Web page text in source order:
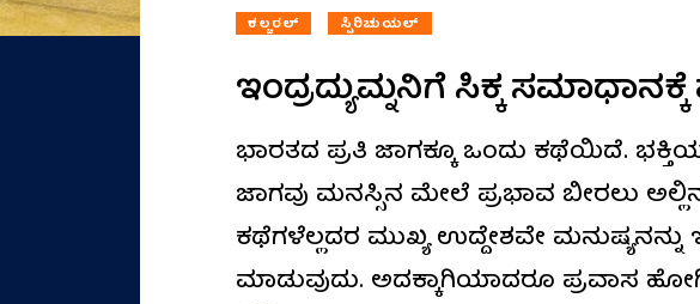
ಕಲ್ಚರಲ್ ಸ್ಪಿರಿಚುಯಲ್
ಇಂದ್ರದ್ಯುಮ್ನನಿಗೆ ಸಿಕ್ಕ
ಭಾರತದ ಪ್ರತಿ ಜಾಗಕ್ಕೂ ಒಂದು ಕಥೆಯಿದೆ.
ಜಾಗವು ಮನಸ್ಸಿನ ಮೇಲೆ ಪ್ರಭಾವ ಬೀರಲು
ಕಥೆಗಳೆಲ್ಲದರ ಮುಖ್ಯ ಉದ್ದೇಶವೇ
ಮಾಡುವುದು. ಅದಕ್ಕಾಗಿಯಾದರೂ ಪ್ರವಾಸ